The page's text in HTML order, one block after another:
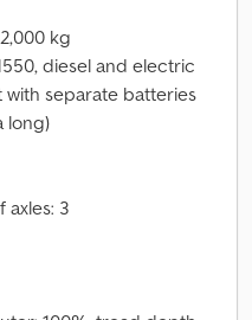
kg
diesel and electric
with separate batteries
long)
3